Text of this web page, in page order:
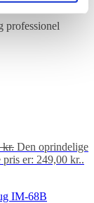
professionel
kr. Den oprindelige
er: 249,00 kr..
IM-68B